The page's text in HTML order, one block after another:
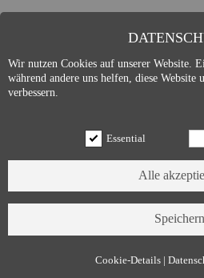
Wir nutzen Cookies auf unserer Website.
während andere uns helfen, diese
verbessern.
Essential
Essential
Cookie-Details |